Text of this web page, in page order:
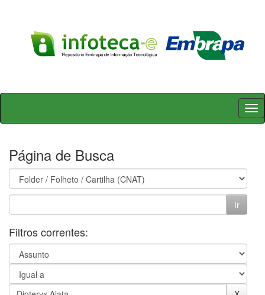
Skip
Página de Busca
Filtros correntes: